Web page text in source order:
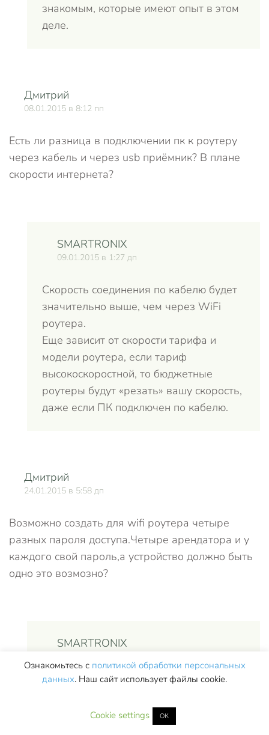
знакомым, которые имеют опыт в этом
деле.
Дмитрий
08.01.2015 в 8:12 пп
Есть ли разница в подключении пк к роутеру
через кабель и через usb приёмник? В плане
скорости интернета?
SMARTRONIX
09.01.2015 в 1:27 дп
Скорость соединения по кабелю будет
значительно выше, чем через WiFi
роутера.
Еще зависит от скорости тарифа и
модели роутера, если тариф
высокоскоростной, то бюджетные
роутеры будут «резать» вашу скорость,
даже если ПК подключен по кабелю.
Дмитрий
24.01.2015 в 5:58 дп
Возможно создать для wifi роутера четыре
разных пароля доступа.Четыре арендатора и у
каждого свой пароль,а устройство должно быть
одно это возмозно?
SMARTRONIX
Это зависит от модели роутера, на
некоторых моделях (например Zyxel
Keenetic) можно создавать гостевые
Ознакомьтесь с политикой обработки персональных
данных. Наш сайт использует файлы cookie.
Cookie settings ОК